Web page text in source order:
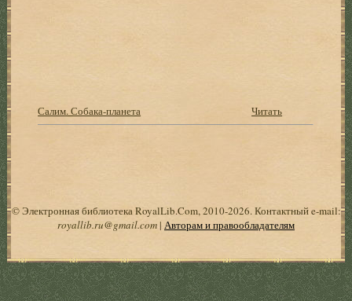
Салим. Собака-планета Читать
© Электронная библиотека RoyalLib.Com, 2010-2026. Контактный e-mail:
royallib.ru@gmail.com| Авторам и правообладателям